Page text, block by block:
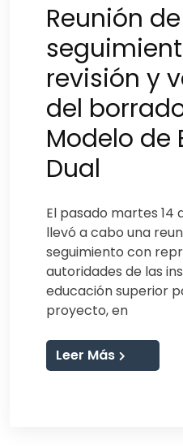
Reunión de
revisión y
del
Modelo de
Dual
El pasado martes 14
llevó a cabo una
seguimiento con
autoridades de las
educación superior
proyecto, en
Leer Más